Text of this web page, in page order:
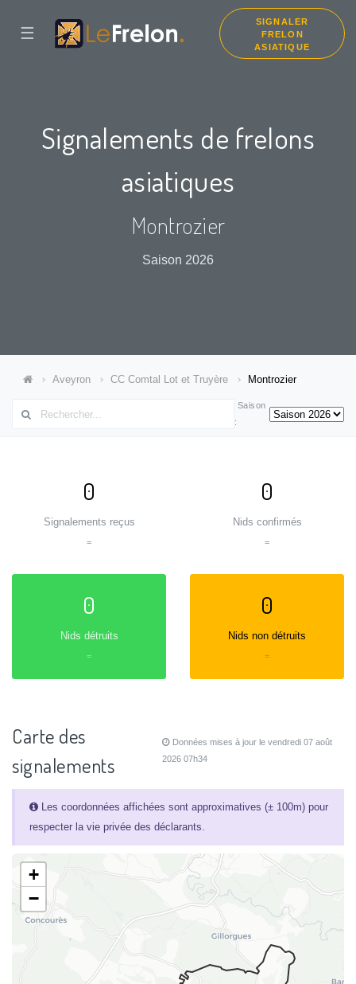
☰
SIGNALER
FRELON
ASIATIQUE
Signalements de frelons
asiatiques
Montrozier
Saison 2026
Aveyron CC Comtal Lot et Truyère Montrozier
Saison
:
0
Signalements reçus
=
0
Nids confirmés
=
0
Nids détruits
=
0
Nids non détruits
=
Carte des
signalements
Données mises à jour le vendredi 07 août
2026 07h34
Les coordonnées affichées sont approximatives (± 100m) pour
respecter la vie privée des déclarants.
+
−